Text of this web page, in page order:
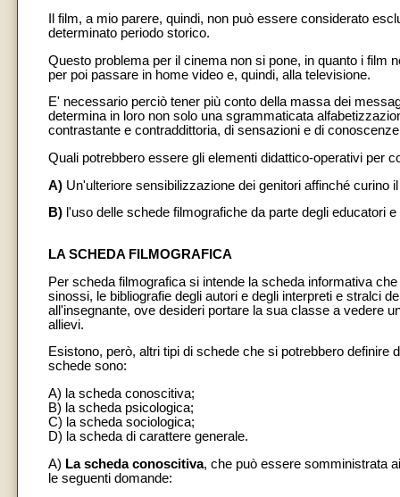
Il film, a mio parere, quindi, non può essere considerato
determinato periodo storico.
Questo problema per il cinema non si pone, in quanto i film
per poi passare in home video e, quindi, alla televisione.
E' necessario perciò tener più conto della massa dei
determina in loro non solo una sgrammaticata
contrastante e contraddittoria, di sensazioni e di
Quali potrebbero essere gli elementi didattico-operativi per
A) Un'ulteriore sensibilizzazione dei genitori affinché curino
B) l'uso delle schede filmografiche da parte degli educatori
LA SCHEDA FILMOGRAFICA
Per scheda filmografica si intende la scheda informativa
sinossi, le bibliografie degli autori e degli interpreti e stralci
all'insegnante, ove desideri portare la sua classe a vedere
allievi.
Esistono, però, altri tipi di schede che si potrebbero definire
schede sono:
A) la scheda conoscitiva;
B) la scheda psicologica;
C) la scheda sociologica;
D) la scheda di carattere generale.
A) La scheda conoscitiva, che può essere somministrata
le seguenti domande: